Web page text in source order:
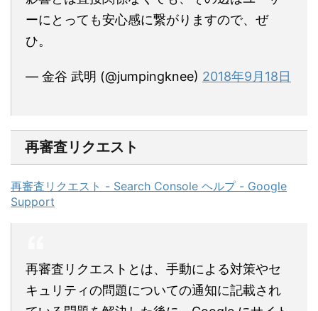
ーにとっても安心感に繋がりますので、ぜ
ひ。
— 金谷 武明 (@jumpingknee) 2018年9月18日
再審査リクエスト
再審査リクエスト - Search Console ヘルプ - Google
Support
再審査リクエストとは、手動による対策やセ
キュリティの問題についての通知に記載され